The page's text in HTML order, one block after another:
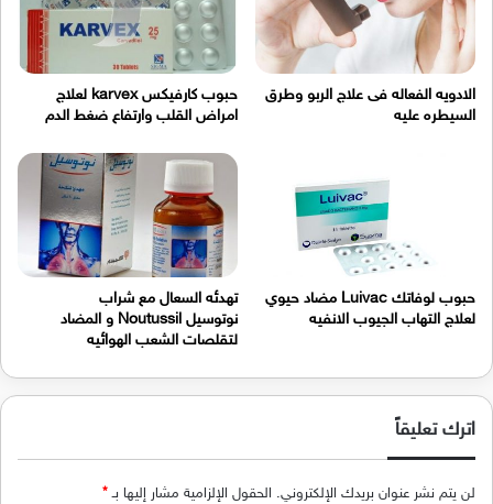
الادويه الفعاله فى علاج الربو وطرق
السيطره عليه
حبوب كارفيكس karvex لعلاج
امراض القلب وارتفاع ضغط الدم
حبوب لوفاتك Luivac مضاد حيوي
لعلاج التهاب الجيوب الانفيه
تهدئه السعال مع شراب
نوتوسيل Noutussil و المضاد
لتقلصات الشعب الهوائيه
اترك تعليقاً
لن يتم نشر عنوان بريدك الإلكتروني. الحقول الإلزامية مشار إليها بـ*